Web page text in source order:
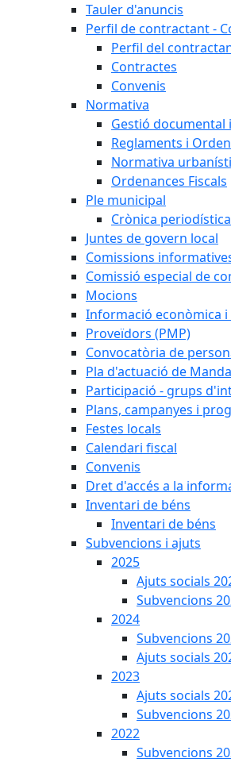
Tauler d'anuncis
Perfil de contractant -
Perfil del
Contractes
Convenis
Normativa
Gestió documental
Reglaments i
Normativa
Ordenances Fiscals
Ple municipal
Crònica
Juntes de govern local
Comissions
Comissió especial de
Mocions
Informació econòmica i
Proveïdors (PMP)
Convocatòria de
Pla d'actuació de
Participació - grups
Plans, campanyes i
Festes locals
Calendari fiscal
Convenis
Dret d'accés a la
Inventari de béns
Inventari de béns
Subvencions i ajuts
2025
Ajuts socials
Subvencions
2024
Subvencions
Ajuts socials
2023
Ajuts socials
Subvencions
2022
Subvencions